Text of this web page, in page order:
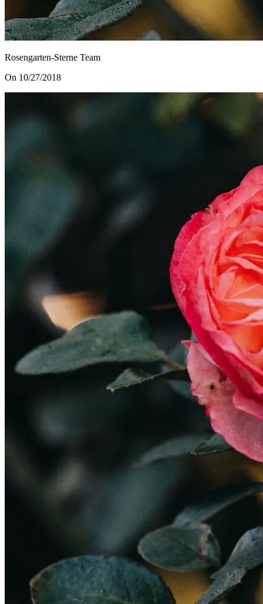
Rosengarten-Sterne Team
On 10/27/2018